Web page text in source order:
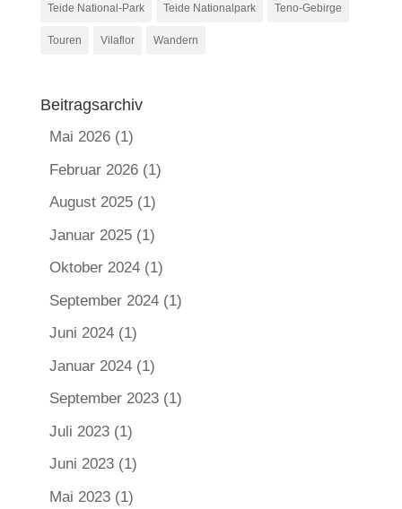
Teide National-Park Teide Nationalpark Teno-Gebirge
Touren Vilaflor Wandern
Beitragsarchiv
Mai 2026(1)
Februar 2026(1)
August 2025(1)
Januar 2025(1)
Oktober 2024(1)
September 2024(1)
Juni 2024(1)
Januar 2024(1)
September 2023(1)
Juli 2023(1)
Juni 2023(1)
Mai 2023(1)